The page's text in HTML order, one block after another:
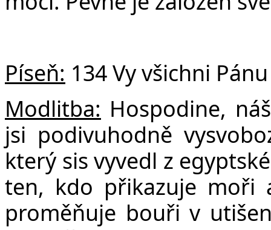
Píseň: 134 Vy všichni
Modlitba: Hospodine,
jsi podivuhodně
který sis vyvedl z
ten, kdo přikazuje moři
proměňuje bouři v